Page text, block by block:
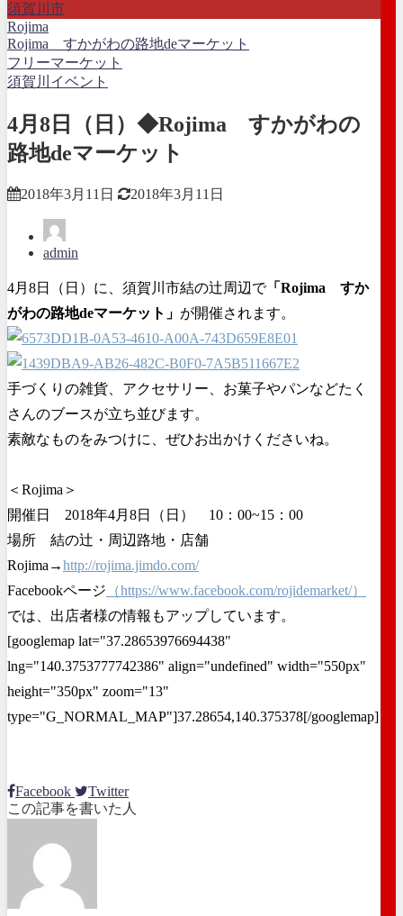
須賀川市
Rojima
Rojima すかがわの路地deマーケット
フリーマーケット
須賀川イベント
4月8日（日）◆Rojima すかがわの
路地deマーケット
2018年3月11日 2018年3月11日
admin
4月8日（日）に、須賀川市結の辻周辺で「Rojima すか
がわの路地deマーケット」 が開催されます。
手づくりの雑貨、アクセサリー、お菓子やパンなどたく
さんのブースが立ち並びます。
素敵なものをみつけに、ぜひお出かけくださいね。
＜Rojima＞
開催日 2018年4月8日（日） 10：00~15：00
場所 結の辻・周辺路地・店舗
Rojima→http://rojima.jimdo.com/
Facebookページ （https://www.facebook.com/rojidemarket/）
では、出店者様の情報もアップしています。
[googlemap lat="37.28653976694438"
lng="140.3753777742386" align="undefined" width="550px"
height="350px" zoom="13"
type="G_NORMAL_MAP"]37.28654,140.375378[/googlemap]
Facebook
Twitter
この記事を書いた人